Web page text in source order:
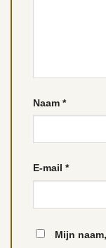
Naam *
E-mail *
Mijn